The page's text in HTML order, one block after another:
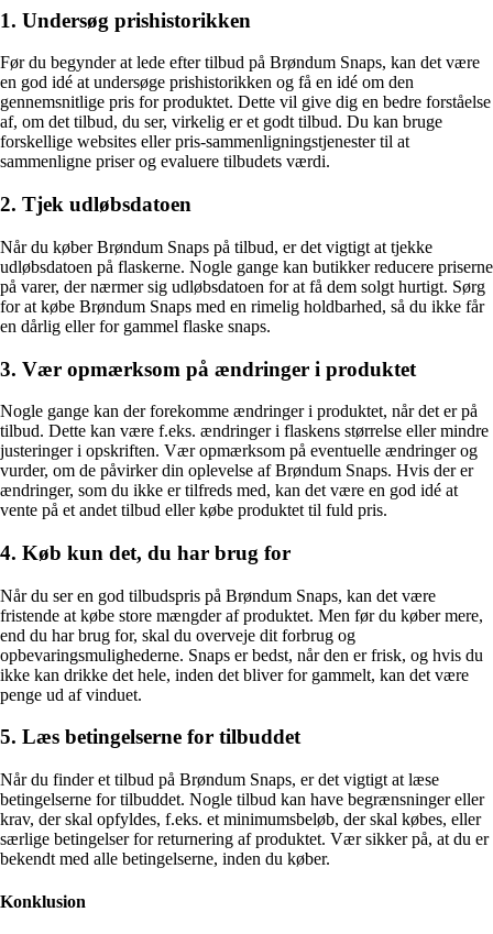
1. Undersøg prishistorikken
Før du begynder at lede efter tilbud på Brøndum Snaps, kan det være
en god idé at undersøge prishistorikken og få en idé om den
gennemsnitlige pris for produktet. Dette vil give dig en bedre forståelse
af, om det tilbud, du ser, virkelig er et godt tilbud. Du kan bruge
forskellige websites eller pris-sammenligningstjenester til at
sammenligne priser og evaluere tilbudets værdi.
2. Tjek udløbsdatoen
Når du køber Brøndum Snaps på tilbud, er det vigtigt at tjekke
udløbsdatoen på flaskerne. Nogle gange kan butikker reducere priserne
på varer, der nærmer sig udløbsdatoen for at få dem solgt hurtigt. Sørg
for at købe Brøndum Snaps med en rimelig holdbarhed, så du ikke får
en dårlig eller for gammel flaske snaps.
3. Vær opmærksom på ændringer i produktet
Nogle gange kan der forekomme ændringer i produktet, når det er på
tilbud. Dette kan være f.eks. ændringer i flaskens størrelse eller mindre
justeringer i opskriften. Vær opmærksom på eventuelle ændringer og
vurder, om de påvirker din oplevelse af Brøndum Snaps. Hvis der er
ændringer, som du ikke er tilfreds med, kan det være en god idé at
vente på et andet tilbud eller købe produktet til fuld pris.
4. Køb kun det, du har brug for
Når du ser en god tilbudspris på Brøndum Snaps, kan det være
fristende at købe store mængder af produktet. Men før du køber mere,
end du har brug for, skal du overveje dit forbrug og
opbevaringsmulighederne. Snaps er bedst, når den er frisk, og hvis du
ikke kan drikke det hele, inden det bliver for gammelt, kan det være
penge ud af vinduet.
5. Læs betingelserne for tilbuddet
Når du finder et tilbud på Brøndum Snaps, er det vigtigt at læse
betingelserne for tilbuddet. Nogle tilbud kan have begrænsninger eller
krav, der skal opfyldes, f.eks. et minimumsbeløb, der skal købes, eller
særlige betingelser for returnering af produktet. Vær sikker på, at du er
bekendt med alle betingelserne, inden du køber.
Konklusion